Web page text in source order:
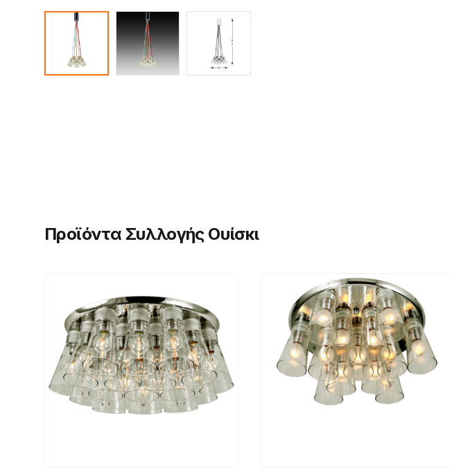
Προϊόντα Συλλογής Ουίσκι